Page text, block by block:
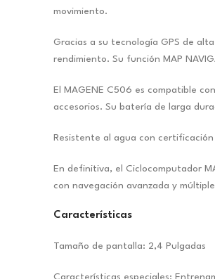
movimiento.
Gracias a su tecnología GPS de
rendimiento. Su función MAP
El MAGENE C506 es compatible
accesorios. Su batería de larga
Resistente al agua con
En definitiva, el Ciclocomputador
con navegación avanzada y
Características
Tamaño de pantalla: 2,4 Pulgadas
Características especiales: